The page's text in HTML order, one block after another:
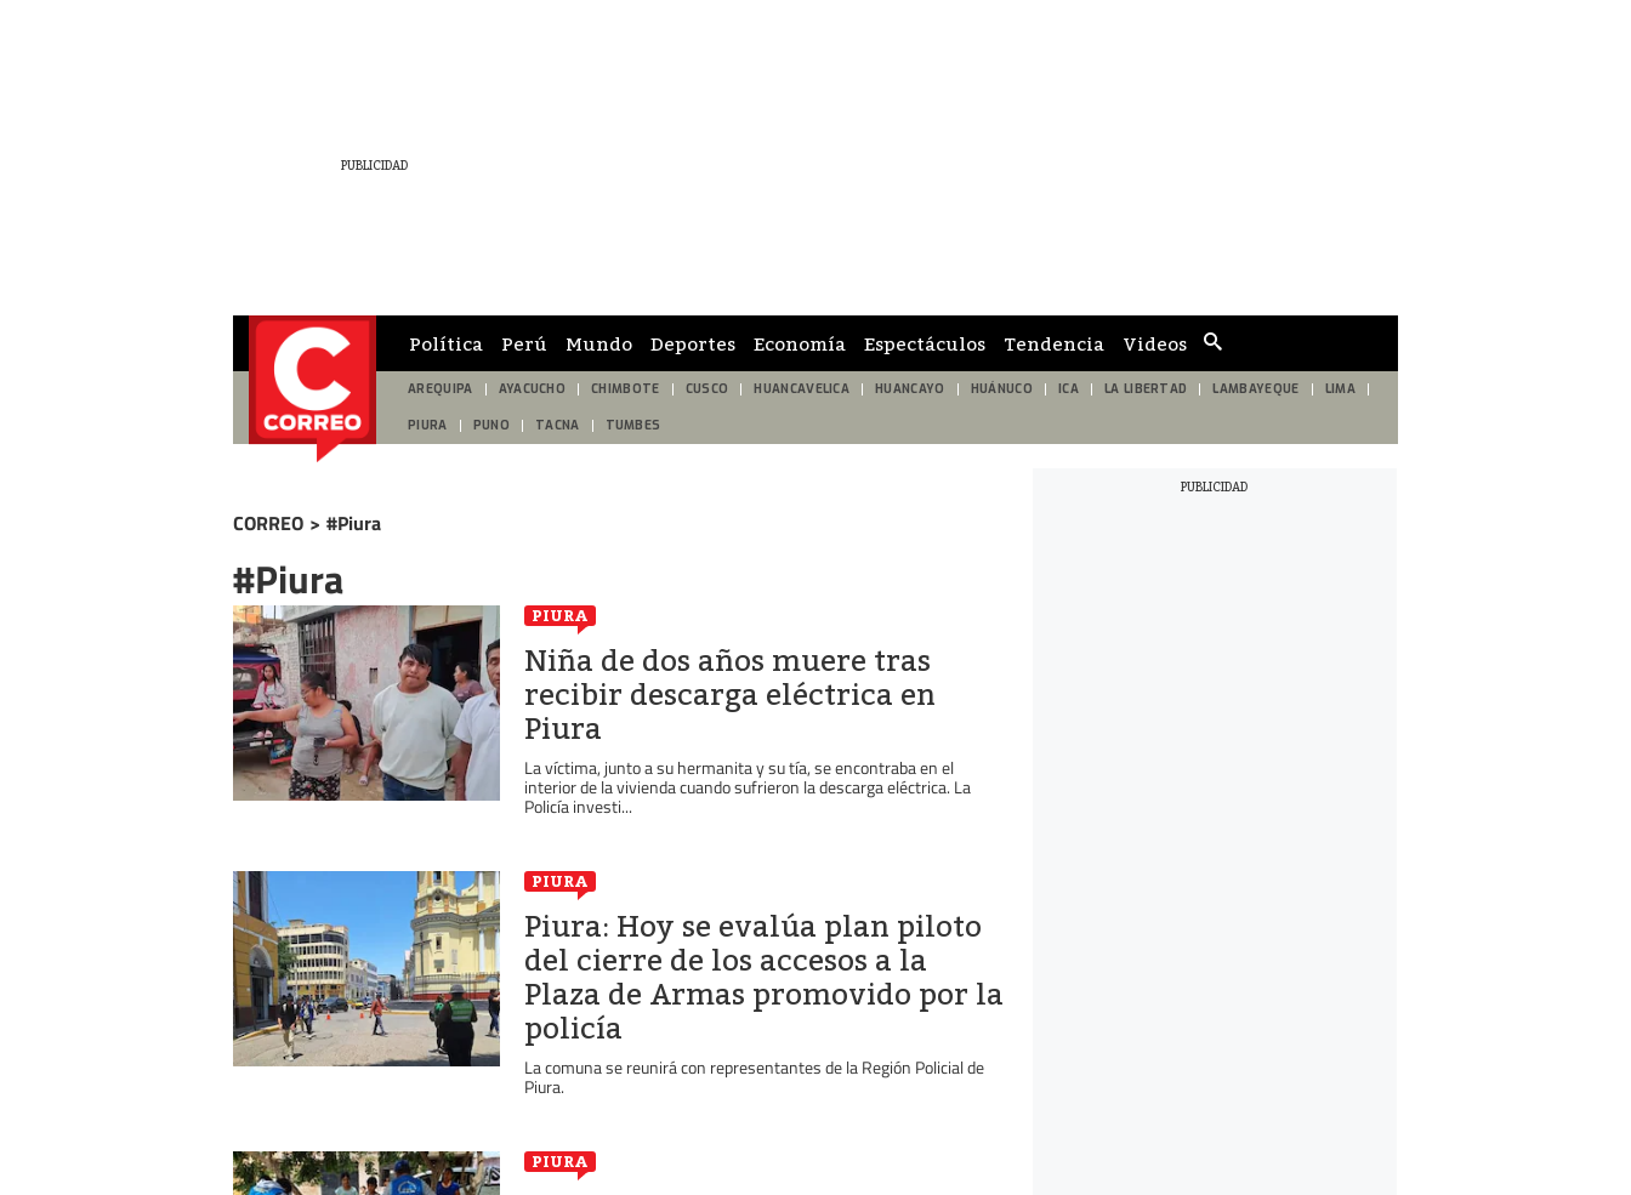
de
búsqueda
Política Perú Mundo Deportes Economía Espectáculos Tendencia Videos
AREQUIPA AYACUCHO CHIMBOTE CUSCO HUANCAVELICA HUANCAYO HUÁNUCO ICA LA LIBERTAD LAMBAYEQUE LIMA
PIURA PUNO TACNA TUMBES
CORREO > #Piura
#Piura
PIURA
Niña de dos años muere tras
recibir descarga eléctrica en
Piura
La víctima, junto a su hermanita y su tía, se encontraba en el
interior de la vivienda cuando sufrieron la descarga eléctrica. La
Policía investi...
PIURA
Piura: Hoy se evalúa plan piloto
del cierre de los accesos a la
Plaza de Armas promovido por la
policía
La comuna se reunirá con representantes de la Región Policial de
Piura.
PIURA